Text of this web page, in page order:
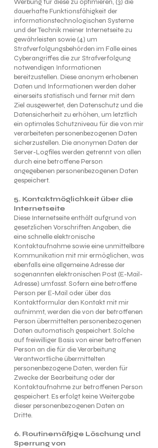
Werbung für diese zu optimieren, (3) die
dauerhafte Funktionsfähigkeit der
informationstechnologischen Systeme
und der Technik meiner Internetseite zu
gewährleisten sowie (4) um
Strafverfolgungsbehörden im Falle eines
Cyberangriffes die zur Strafverfolgung
notwendigen Informationen
bereitzustellen. Diese anonym erhobenen
Daten und Informationen werden daher
einerseits statistisch und ferner mit dem
Ziel ausgewertet, den Datenschutz und die
Datensicherheit zu erhöhen, um letztlich
ein optimales Schutzniveau für die von mir
verarbeiteten personenbezogenen Daten
sicherzustellen. Die anonymen Daten der
Server-Logfiles werden getrennt von allen
durch eine betroffene Person
angegebenen personenbezogenen Daten
gespeichert.
5. Kontaktmöglichkeit über die
Internetseite
Diese Internetseite enthält aufgrund von
gesetzlichen Vorschriften Angaben, die
eine schnelle elektronische
Kontaktaufnahme sowie eine unmittelbare
Kommunikation mit mir ermöglichen, was
ebenfalls eine allgemeine Adresse der
sogenannten elektronischen Post (E-Mail-
Adresse) umfasst. Sofern eine betroffene
Person per E-Mail oder über das
Kontaktformular den Kontakt mit mir
aufnimmt, werden die von der betroffenen
Person übermittelten personenbezogenen
Daten automatisch gespeichert. Solche
auf freiwilliger Basis von einer betroffenen
Person an die für die Verarbeitung
Verantwortliche übermittelten
personenbezogene Daten, werden für
Zwecke der Bearbeitung oder der
Kontaktaufnahme zur betroffenen Person
gespeichert. Es erfolgt keine Weitergabe
dieser personenbezogenen Daten an
Dritte.
6. Routinemäßige Löschung und
Sperrung von